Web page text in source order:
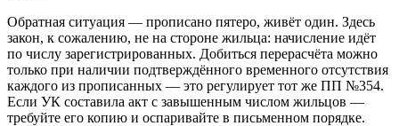
Обратная ситуация — прописано пятеро, живёт один. Здесь
закон, к сожалению, не на стороне жильца: начисление идёт
по числу зарегистрированных. Добиться перерасчёта можно
только при наличии подтверждённого временного отсутствия
каждого из прописанных — это регулирует тот же ПП №354.
Если УК составила акт с завышенным числом жильцов —
требуйте его копию и оспаривайте в письменном порядке.